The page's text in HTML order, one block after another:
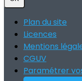
Plan du site
Licences
Mentions
CGUV
Paramétrer